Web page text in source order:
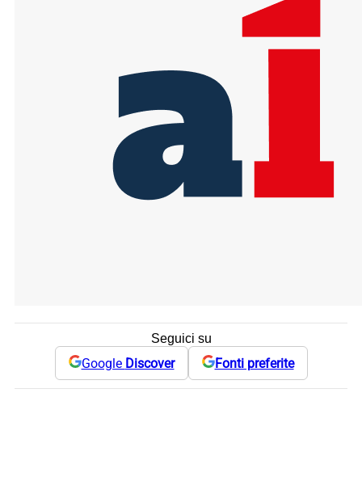
Seguici su
Google Discover Fonti preferite